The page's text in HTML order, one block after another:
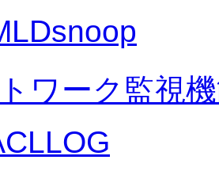
ワーク監視